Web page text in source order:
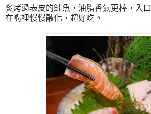
炙烤過表皮的鮭魚，油脂香氣更棒，入
在嘴裡慢慢融化，超好吃。